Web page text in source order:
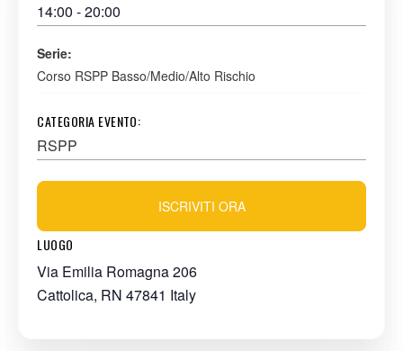
14:00 - 20:00
Serie:
Corso RSPP Basso/Medio/Alto Rischio
CATEGORIA EVENTO:
RSPP
LUOGO
Via Emilia Romagna 206
Cattolica, RN 47841 Italy
ISCRIVITI ORA